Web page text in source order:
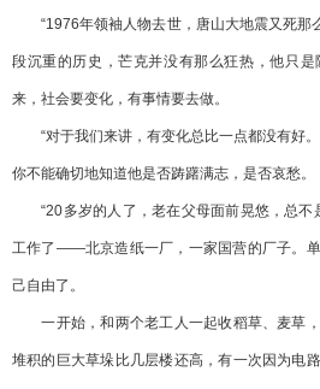
“1976年领袖人物去世，唐山大地震又死那
段沉重的历史，芒克并没有那么狂热，他只
来，社会要变化，有事情要去做。
“对于我们来讲，有变化总比一点都没有好。
你不能确切地知道他是否踌躇满志，是否哀愁。
“20多岁的人了，老在父母面前晃悠，总不
工作了——北京造纸一厂，一家国营的厂子。
己自由了。
一开始，和两个老工人一起收稻草、麦草，
堆积的巨大草垛比几层楼还高，有一次因为电